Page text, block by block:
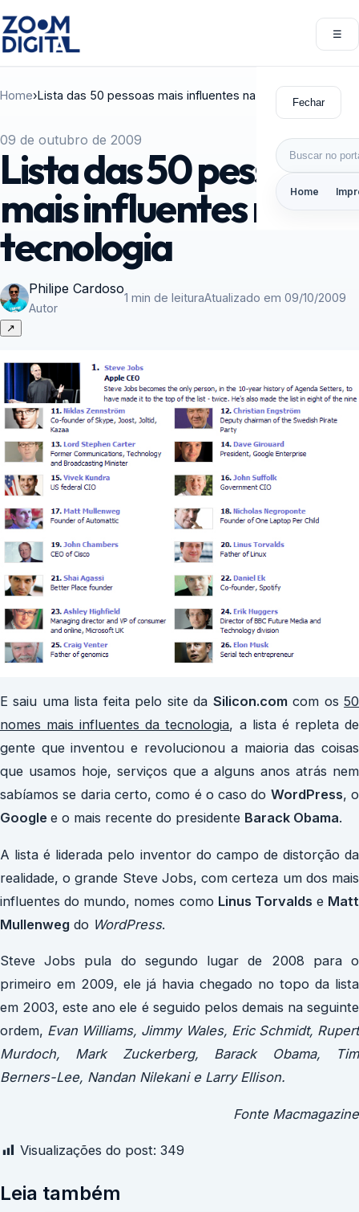
☰
Fechar
Buscar por:
Home
Home›Lista das 50 pessoas mais influentes na tecnologia
09 de outubro de 2009
Lista das 50 pessoas
mais influentes na
tecnologia
Philipe Cardoso
Autor
1 min de leituraAtualizado em 09/10/2009
↗
E saiu uma lista feita pelo site da Silicon.comcom os50
nomes mais influentes da tecnologia, a lista é repleta de
gente que inventou e revolucionou a maioria das coisas
que usamos hoje, serviços que a alguns anos atrás nem
sabíamos se daria certo, como é o caso do WordPress, o
Google e o mais recente do presidente Barack Obama.
A lista é liderada pelo inventor do campo de distorção da
realidade, o grande Steve Jobs, com certeza um dos mais
influentes do mundo, nomes como Linus Torvalds e Matt
Mullenweg do WordPress.
Steve Jobs pula do segundo lugar de 2008 para o
primeiro em 2009, ele já havia chegado no topo da lista
em 2003, este ano ele é seguido pelos demais na seguinte
ordem, Evan Williams, Jimmy Wales, Eric Schmidt, Rupert
Murdoch, Mark Zuckerberg, Barack Obama, Tim
Berners-Lee, Nandan Nilekani e Larry Ellison.
Fonte Macmagazine
Visualizações do post: 349
Leia também